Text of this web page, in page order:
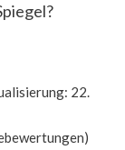
22.
)